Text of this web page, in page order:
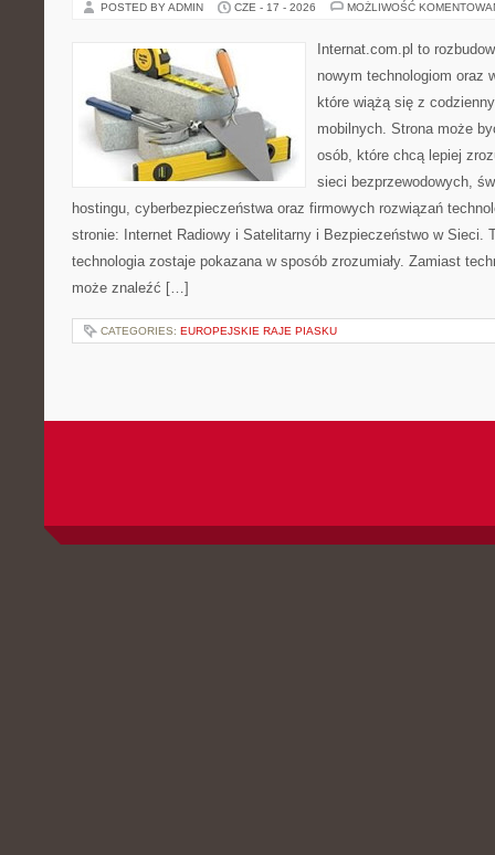
POSTED BY ADMIN CZE - 17 - 2026 MOŻLIWOŚĆ
Internat.com.pl to
nowym technologiom oraz
które wiążą się z
mobilnych. Strona może
osób, które chcą lepiej
sieci bezprzewodowych,
hostingu, cyberbezpieczeństwa oraz firmowych rozwiązań
stronie: Internet Radiowy i Satelitarny i Bezpieczeństwo w Sieci.
technologia zostaje pokazana w sposób zrozumiały. Zamiast
może znaleźć […]
CATEGORIES: EUROPEJSKIE RAJE PIASKU